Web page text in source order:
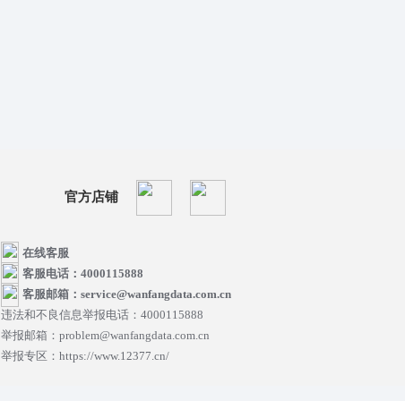
官方店铺
在线客服
客服电话：4000115888
客服邮箱：service@wanfangdata.com.cn
违法和不良信息举报电话：4000115888
举报邮箱：problem@wanfangdata.com.cn
举报专区：https://www.12377.cn/